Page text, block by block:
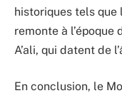
historiques tels que
remonte à
A’ali, qui datent de
En conclusion, le